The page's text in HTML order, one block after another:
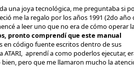
una joya tecnológica, me preguntaba si
me la regalo por los años 1991 (2do año
a leer uno que no era de cómo operar
pronto comprendí que este manual
en código fuente escritos dentro de sus
aprendí a como poderlos ejecutar,
pero que me llamaron mucho la